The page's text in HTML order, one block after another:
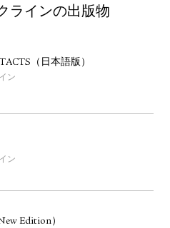
ラインの出版物
（日本語版）
ン
ン
Edition）